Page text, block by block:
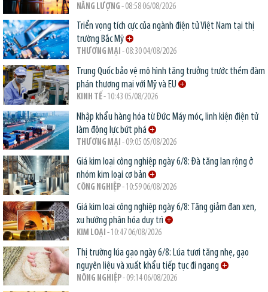
NĂNG LƯỢNG - 08:58 06/08/2026
Triển vọng tích cực của ngành điện tử Việt Nam tại thị
trường Bắc Mỹ
THƯƠNG MẠI - 08:30 04/08/2026
Trung Quốc bảo vệ mô hình tăng trưởng trước thềm đàm
phán thương mại với Mỹ và EU
KINH TẾ- 10:43 05/08/2026
Nhập khẩu hàng hóa từ Đức: Máy móc, linh kiện điện tử
làm động lực bứt phá
THƯƠNG MẠI - 09:05 05/08/2026
Giá kim loại công nghiệp ngày 6/8: Đà tăng lan rộng ở
nhóm kim loại cơ bản
CÔNG NGHIỆP- 10:59 06/08/2026
Giá kim loại công nghiệp ngày 6/8: Tăng giảm đan xen,
xu hướng phân hóa duy trì
KIM LOẠI - 10:47 06/08/2026
Thị trường lúa gạo ngày 6/8: Lúa tươi tăng nhẹ, gạo
nguyên liệu và xuất khẩu tiếp tục đi ngang
NÔNG NGHIỆP- 09:14 06/08/2026